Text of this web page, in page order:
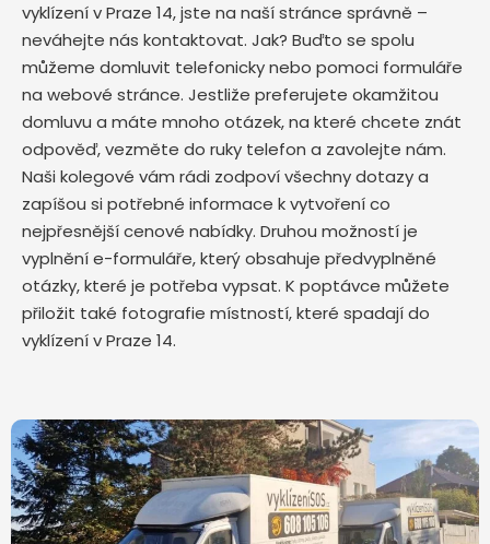
vyklízení v Praze 14, jste na naší stránce správně –
neváhejte nás kontaktovat. Jak? Buďto se spolu
můžeme domluvit telefonicky nebo pomoci formuláře
na webové stránce. Jestliže preferujete okamžitou
domluvu a máte mnoho otázek, na které chcete znát
odpověď, vezměte do ruky telefon a zavolejte nám.
Naši kolegové vám rádi zodpoví všechny dotazy a
zapíšou si potřebné informace k vytvoření co
nejpřesnější cenové nabídky. Druhou možností je
vyplnění e-formuláře, který obsahuje předvyplněné
otázky, které je potřeba vypsat. K poptávce můžete
přiložit také fotografie místností, které spadají do
vyklízení v Praze 14.